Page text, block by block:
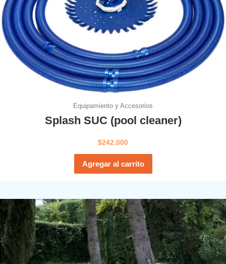
Equipamiento y Accesorios
Splash SUC (pool cleaner)
$242.000
Agregar al carrito